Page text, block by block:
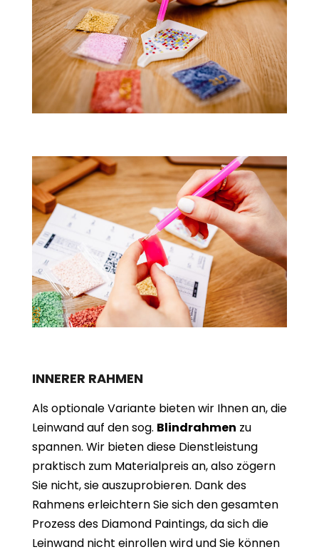
INNERER RAHMEN
Als optionale Variante bieten wir Ihnen an, die
Leinwand auf den sog. Blindrahmen zu
spannen. Wir bieten diese Dienstleistung
praktisch zum Materialpreis an, also zögern
Sie nicht, sie auszuprobieren. Dank des
Rahmens erleichtern Sie sich den gesamten
Prozess des Diamond Paintings, da sich die
Leinwand nicht einrollen wird und Sie können